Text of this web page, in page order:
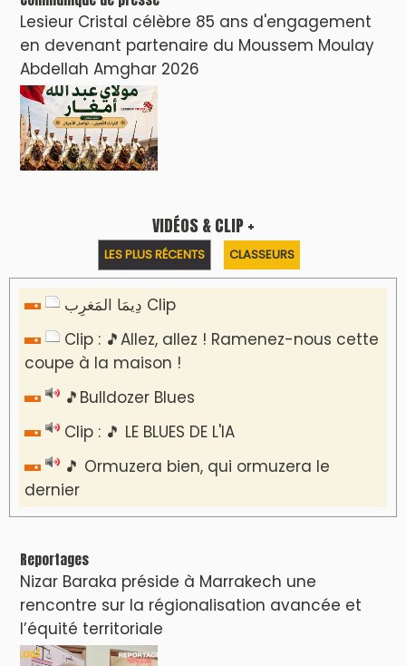
Lesieur Cristal célèbre 85 ans d'engagement
en devenant partenaire du Moussem Moulay
Abdellah Amghar 2026
VIDÉOS & CLIP +
LES PLUS RÉCENTS CLASSEURS
دِيمَا المَغرِب Clip
Clip : 🎵Allez, allez ! Ramenez-nous cette
coupe à la maison !
🎵Bulldozer Blues
Clip : 🎵 LE BLUES DE L'IA
🎵 Ormuzera bien, qui ormuzera le
dernier
Reportages
Nizar Baraka préside à Marrakech une
rencontre sur la régionalisation avancée et
l’équité territoriale